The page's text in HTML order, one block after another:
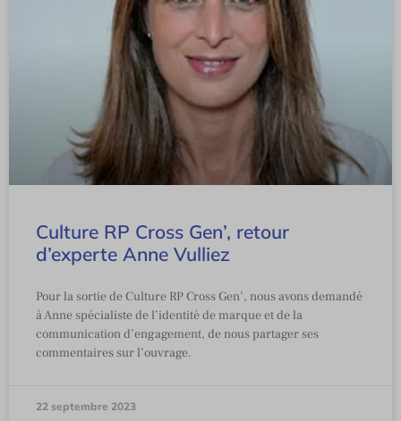
Culture RP Cross Gen’, retour
d’experte Anne Vulliez
Pour la sortie de Culture RP Cross Gen’, nous avons demandé
à Anne spécialiste de l’identité de marque et de la
communication d’engagement, de nous partager ses
commentaires sur l’ouvrage.
22 septembre 2023